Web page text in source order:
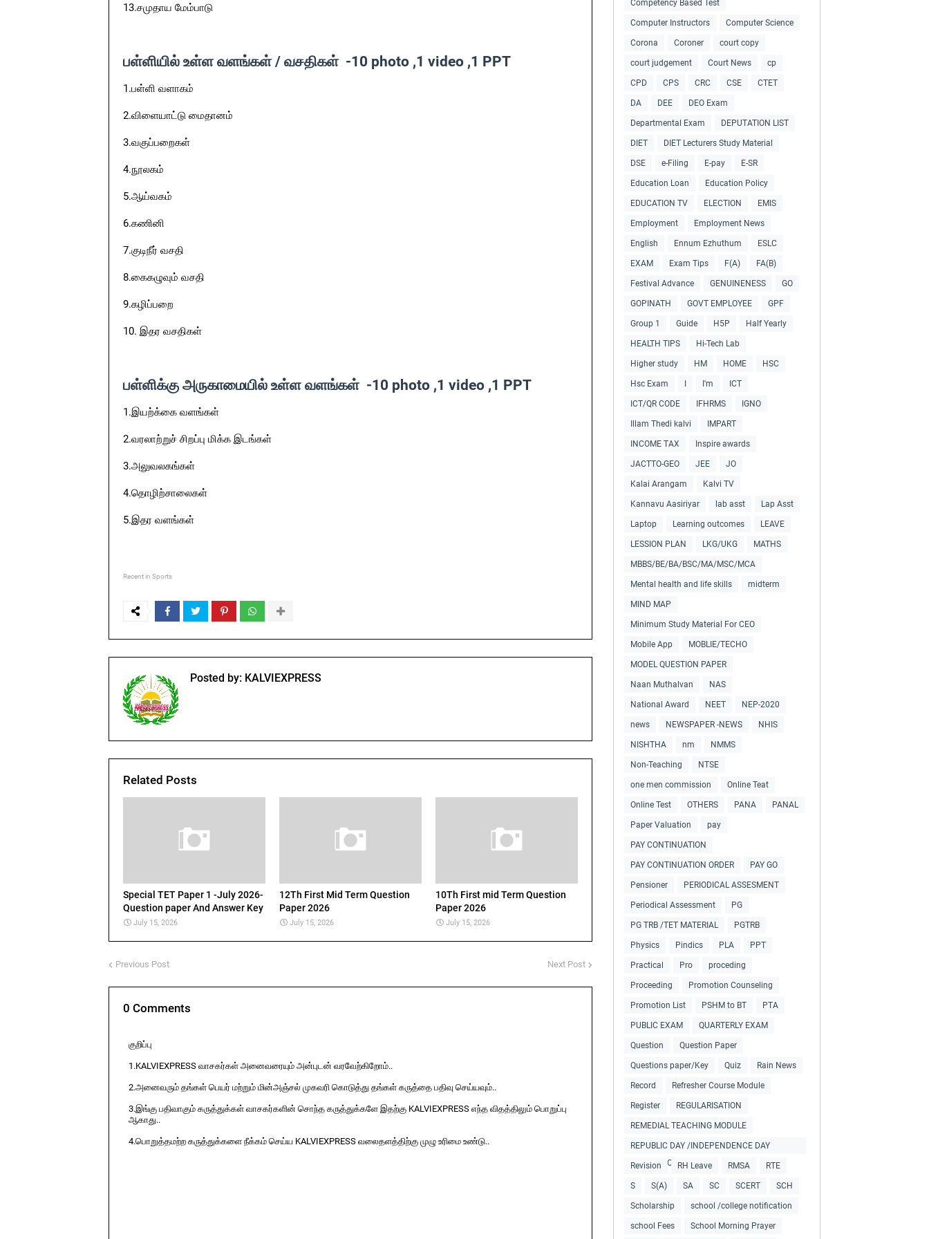
13.சமுதாய மேம்பாடு
பள்ளியில் உள்ள வளங்கள் / வசதிகள் -10 photo ,1 video ,1 PPT
1.பள்ளி வளாகம்
2.விளையாட்டு மைதானம்
3.வகுப்பறைகள்
4.நூலகம்
5.ஆய்வகம்
6.கணினி
7.குடிநீர் வசதி
8.கைகழுவும் வசதி
9.கழிப்பறை
10. இதர வசதிகள்
பள்ளிக்கு அருகாமையில் உள்ள வளங்கள் -10 photo ,1 video ,1 PPT
1.இயற்க்கை வளங்கள்
2.வரலாற்றுச் சிறப்பு மிக்க இடங்கள்
3.அலுவலகங்கள்
4.தொழிற்சாலைகள்
5.இதர வளங்கள்
Recent in Sports
Posted by: KALVIEXPRESS
Related Posts
Special TET Paper 1 -July 2026-
Question paper And Answer Key
July 15, 2026
12Th First Mid Term Question
Paper 2026
July 15, 2026
10Th First mid Term Question
Paper 2026
July 15, 2026
Previous Post Next Post
0 Comments
குறிப்பு
1.KALVIEXPRESS வாசகர்கள் அனைவரையும் அன்புடன் வரவேற்கிறோம்..
2.அனைவரும் தங்கள் பெயர் மற்றும் மின்அஞ்சல் முகவரி கொடுத்து தங்கள் கருத்தை பதிவு செய்யவும்..
3.இங்கு பதிவாகும் கருத்துக்கள் வாசகர்களின் சொந்த கருத்துக்களே இதற்கு KALVIEXPRESS எந்த விதத்திலும் பொறுப்பு
ஆகாது..
4.பொறுத்தமற்ற கருத்துக்களை நீக்கம் செய்ய KALVIEXPRESS வலைதளத்திற்கு முழு உரிமை உண்டு..
Competency Based Test
Computer Instructors Computer Science
Corona Coroner court copy
court judgement Court News cp
CPD CPS CRC CSE CTET
DA DEE DEO Exam
Departmental Exam DEPUTATION LIST
DIET DIET Lecturers Study Material
DSE e-Filing E-pay E-SR
Education Loan Education Policy
EDUCATION TV ELECTION EMIS
Employment Employment News
English Ennum Ezhuthum ESLC
EXAM Exam Tips F(A) FA(B)
Festival Advance GENUINENESS GO
GOPINATH GOVT EMPLOYEE GPF
Group 1 Guide H5P Half Yearly
HEALTH TIPS Hi-Tech Lab
Higher study HM HOME HSC
Hsc Exam I'm ICT
ICT/QR CODE IFHRMS IGNO
Illam Thedi kalvi IMPART
INCOME TAX Inspire awards
JACTTO-GEO JEE JO
Kalai Arangam Kalvi TV
Kannavu Aasiriyar lab asst Lap Asst
Laptop Learning outcomes LEAVE
LESSION PLAN LKG/UKG MATHS
MBBS/BE/BA/BSC/MA/MSC/MCA
Mental health and life skills midterm
MIND MAP
Minimum Study Material For CEO
Mobile App MOBLIE/TECHO
MODEL QUESTION PAPER
Naan Muthalvan NAS
National Award NEET NEP-2020
news NEWSPAPER -NEWS NHIS
NISHTHA nm NMMS
Non-Teaching NTSE
one men commission Online Teat
Online Test OTHERS PANA PANAL
Paper Valuation pay
PAY CONTINUATION
PAY CONTINUATION ORDER PAY GO
Pensioner PERIODICAL ASSESMENT
Periodical Assessment PG
PG TRB /TET MATERIAL PGTRB
Physics Pindics PLA PPT
Practical Pro proceding
Proceeding Promotion Counseling
Promotion List PSHM to BT PTA
PUBLIC EXAM QUARTERLY EXAM
Question Question Paper
Questions paper/Key Quiz Rain News
Record Refresher Course Module
Register REGULARISATION
REMEDIAL TEACHING MODULE
REPUBLIC DAY /INDEPENDENCE DAY
COLLECTIONS
Revision RH Leave RMSA RTE
S S(A) SA SC SCERT SCH
Scholarship school /college notification
school Fees School Morning Prayer